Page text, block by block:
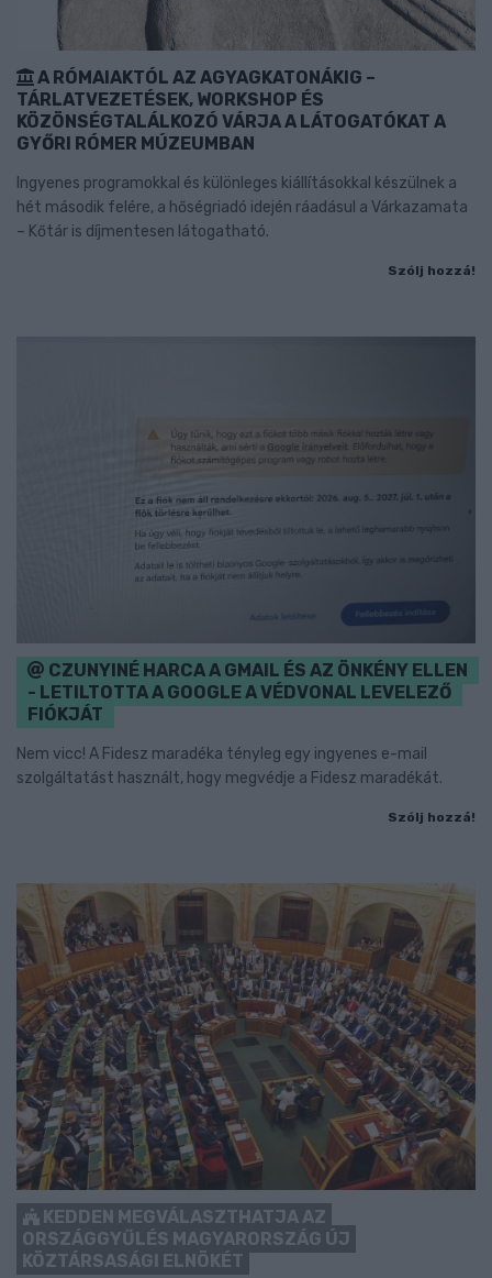
A RÓMAIAKTÓL AZ AGYAGKATONÁKIG –
TÁRLATVEZETÉSEK, WORKSHOP ÉS
KÖZÖNSÉGTALÁLKOZÓ VÁRJA A LÁTOGATÓKAT A
GYŐRI RÓMER MÚZEUMBAN
Ingyenes programokkal és különleges kiállításokkal készülnek a
hét második felére, a hőségriadó idején ráadásul a Várkazamata
– Kőtár is díjmentesen látogatható.
Szólj hozzá!
CZUNYINÉ HARCA A GMAIL ÉS AZ ÖNKÉNY ELLEN
- LETILTOTTA A GOOGLE A VÉDVONAL LEVELEZŐ
FIÓKJÁT
Nem vicc! A Fidesz maradéka tényleg egy ingyenes e-mail
szolgáltatást használt, hogy megvédje a Fidesz maradékát.
Szólj hozzá!
KEDDEN MEGVÁLASZTHATJA AZ
ORSZÁGGYŰLÉS MAGYARORSZÁG ÚJ
KÖZTÁRSASÁGI ELNÖKÉT